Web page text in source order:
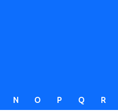
N O P Q R